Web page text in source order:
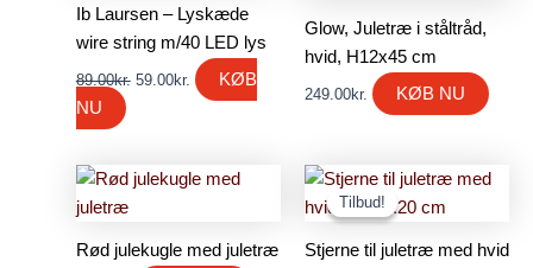
Ib Laursen – Lyskæde
wire string m/40 LED lys
89.00kr. 59.00kr.
KØB
NU
Glow, Juletræ i ståltråd,
hvid, H12x45 cm
249.00kr. KØB NU
Rød julekugle med juletræ
Tilbud!
Tilbud!
Stjerne til juletræ med hvid
Den
oprindelige
pris
149.00kr..
Den
pris
119.00kr..